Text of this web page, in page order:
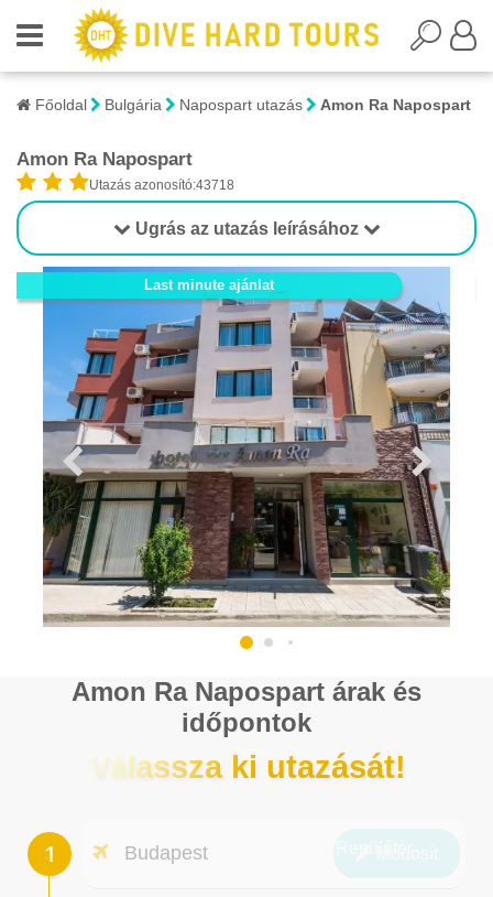
Főoldal Bulgária Napospart utazás Amon Ra Napospart
Amon Ra Napospart
Utazás azonosító:43718
Ugrás az utazás leírásához
Last minute ajánlat
Amon Ra Napospart árak és
időpontok
Válassza ki utazását!
Budapest